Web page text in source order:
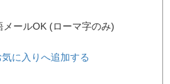
メールOK (ローマ字のみ)
気に入りへ追加する